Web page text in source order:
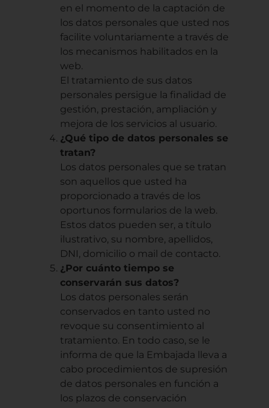
en el momento de la captación de
los datos personales que usted nos
facilite voluntariamente a través de
los mecanismos habilitados en la
web.
El tratamiento de sus datos
personales persigue la finalidad de
gestión, prestación, ampliación y
mejora de los servicios al usuario.
¿Qué tipo de datos personales se
tratan?
Los datos personales que se tratan
son aquellos que usted ha
proporcionado a través de los
oportunos formularios de la web.
Estos datos pueden ser, a título
ilustrativo, su nombre, apellidos,
DNI, domicilio o mail de contacto.
¿Por cuánto tiempo se
conservarán sus datos?
Los datos personales serán
conservados en tanto usted no
revoque su consentimiento al
tratamiento. En todo caso, se le
informa de que la Embajada lleva a
cabo procedimientos de supresión
de datos personales en función a
los plazos de conservación